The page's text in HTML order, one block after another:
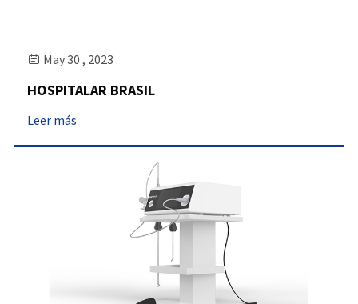
 May 30 , 2023
HOSPITALAR BRASIL
Leer más